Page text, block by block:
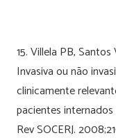
15. Villela PB,
Invasiva ou não
clinicamente
pacientes
Rev SOCERJ.